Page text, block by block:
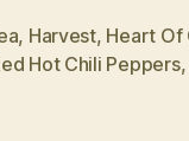
, Harvest, Heart Of
Hot Chili Peppers,